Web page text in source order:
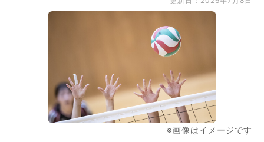
※画像はイメージです